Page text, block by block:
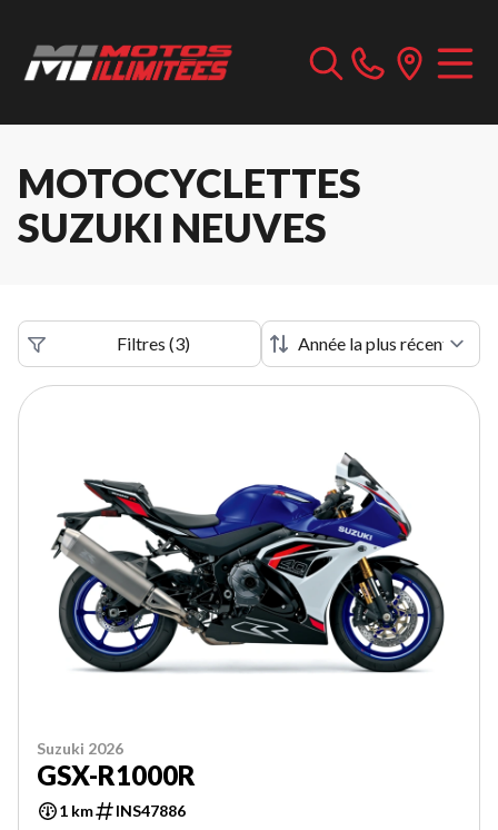
MOTOCYCLETTES
SUZUKI NEUVES
Filtres (3)
Suzuki 2026
GSX-R1000R
1 km INS47886